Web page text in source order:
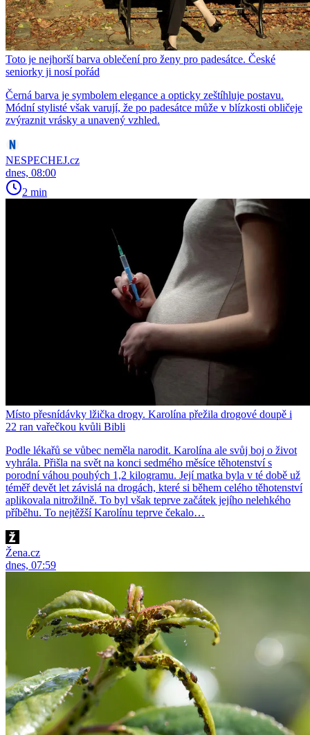
Toto je nejhorší barva oblečení pro ženy pro padesátce. České
seniorky ji nosí pořád
Černá barva je symbolem elegance a opticky zeštíhluje postavu.
Módní stylisté však varují, že po padesátce může v blízkosti obličeje
zvýraznit vrásky a unavený vzhled.
NESPECHEJ.cz
dnes, 08:00
2 min
Místo přesnídávky lžička drogy. Karolína přežila drogové doupě i
22 ran vařečkou kvůli Bibli
Podle lékařů se vůbec neměla narodit. Karolína ale svůj boj o život
vyhrála. Přišla na svět na konci sedmého měsíce těhotenství s
porodní váhou pouhých 1,2 kilogramu. Její matka byla v té době už
téměř devět let závislá na drogách, které si během celého těhotenství
aplikovala nitrožilně. To byl však teprve začátek jejího nelehkého
příběhu. To nejtěžší Karolínu teprve čekalo…
Žena.cz
dnes, 07:59